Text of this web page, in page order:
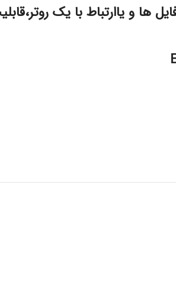
ها و یاارتباط با یک